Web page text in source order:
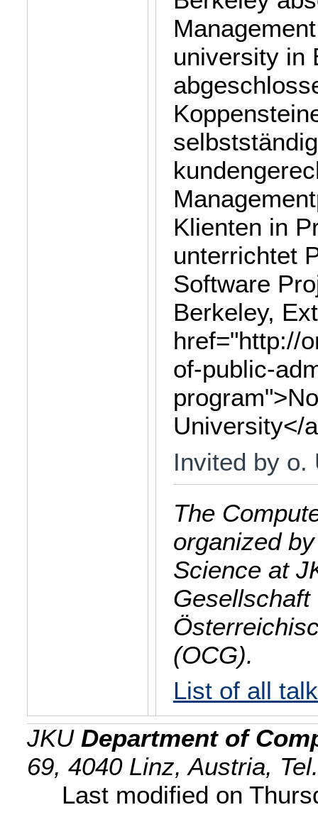
university in
Klienten in
unterrichtet
Software
Berkeley,
href="http://
of-public-
University</
Invited by o.
The
organized
Science at
(OCG).
List of all
JKU Department of
69, 4040 Linz, Austria,
Last modified on